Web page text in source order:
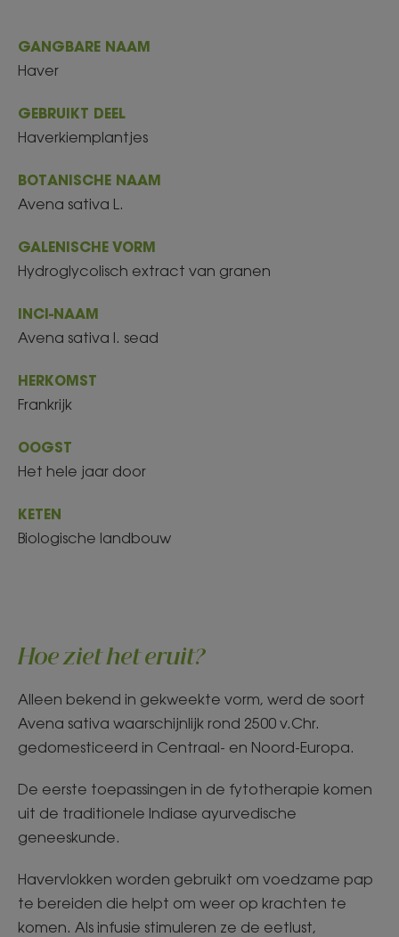
GANGBARE NAAM
Haver
GEBRUIKT DEEL
Haverkiemplantjes
BOTANISCHE NAAM
Avena sativa L.
GALENISCHE VORM
Hydroglycolisch extract van granen
INCI-NAAM
Avena sativa l. sead
HERKOMST
Frankrijk
OOGST
Het hele jaar door
KETEN
Biologische landbouw
Hoe ziet het eruit?
Alleen bekend in gekweekte vorm, werd de soort
Avena sativa waarschijnlijk rond 2500 v.Chr.
gedomesticeerd in Centraal- en Noord-Europa.
De eerste toepassingen in de fytotherapie komen
uit de traditionele Indiase ayurvedische
geneeskunde.
Havervlokken worden gebruikt om voedzame pap
te bereiden die helpt om weer op krachten te
komen. Als infusie stimuleren ze de eetlust,